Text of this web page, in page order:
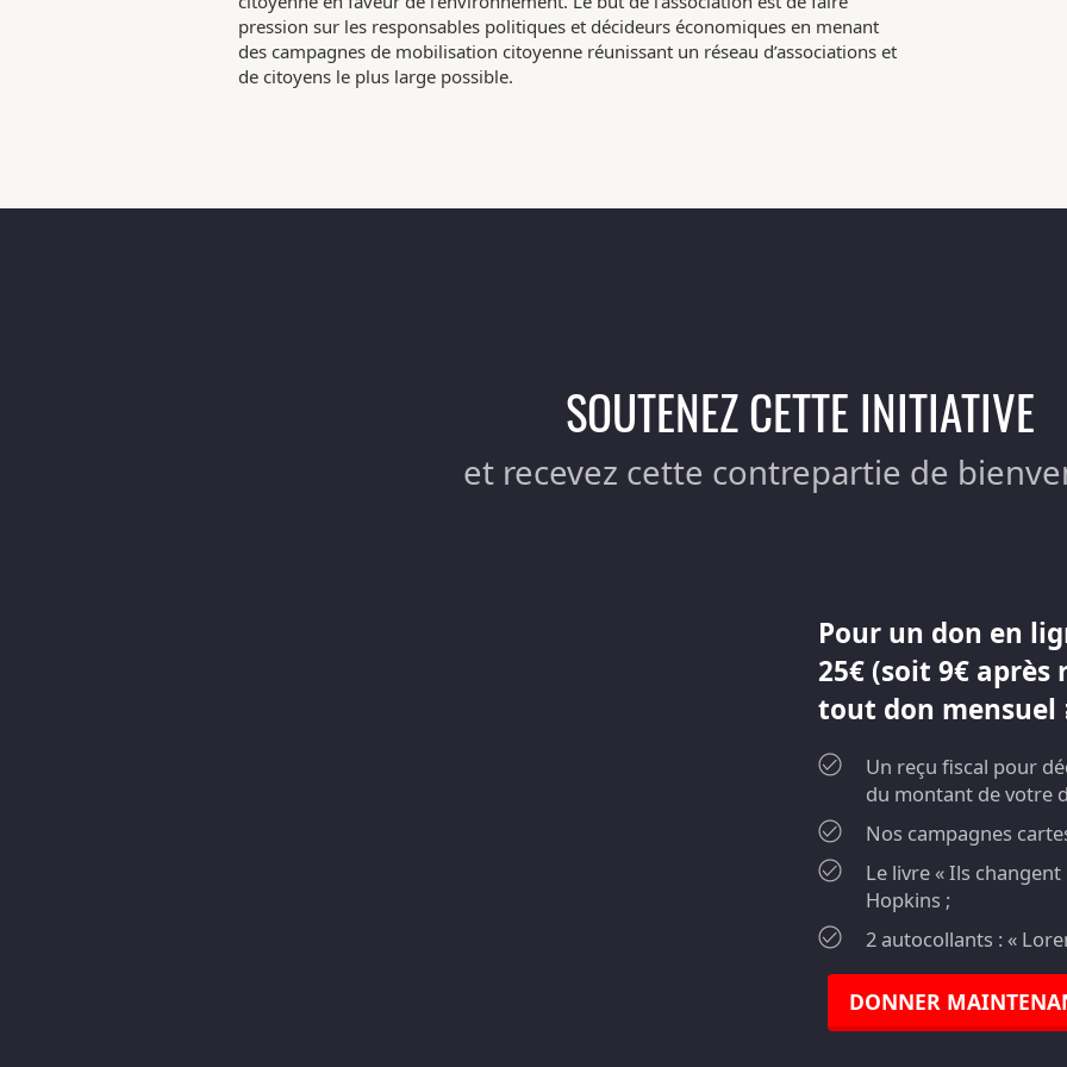
pression sur les responsables politiques et décideurs économiques en menant
des campagnes de mobilisation citoyenne réunissant un réseau d’associations et
de citoyens le plus large possible.
SOUTENEZ CETTE INITIATIVE
et recevez cette contrepartie de
Pour un don en
25€ (soit 9€
tout don mensuel
Un reçu fiscal pour
du montant de votre
Nos campagnes
Le livre « Ils
Hopkins ;
2 autocollants : «
DONNER